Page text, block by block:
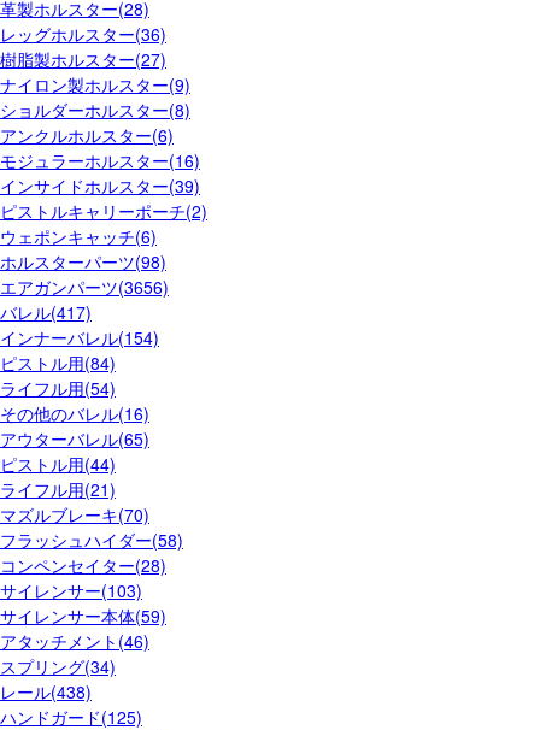
革製ホルスター(28)
レッグホルスター(36)
樹脂製ホルスター(27)
ナイロン製ホルスター(9)
ショルダーホルスター(8)
アンクルホルスター(6)
モジュラーホルスター(16)
インサイドホルスター(39)
ピストルキャリーポーチ(2)
ウェポンキャッチ(6)
ホルスターパーツ(98)
エアガンパーツ(3656)
バレル(417)
インナーバレル(154)
ピストル用(84)
ライフル用(54)
その他のバレル(16)
アウターバレル(65)
ピストル用(44)
ライフル用(21)
マズルブレーキ(70)
フラッシュハイダー(58)
コンペンセイター(28)
サイレンサー(103)
サイレンサー本体(59)
アタッチメント(46)
スプリング(34)
レール(438)
ハンドガード(125)